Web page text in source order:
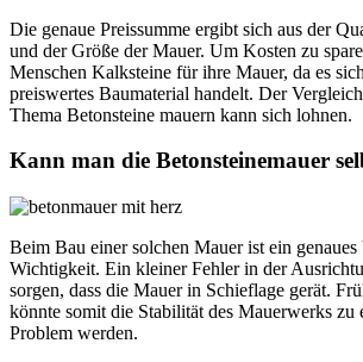
Die genaue Preissumme ergibt sich aus der
und der Größe der Mauer. Um Kosten zu
Menschen Kalksteine für ihre Mauer, da es
preiswertes Baumaterial handelt. Der
Thema Betonsteine mauern kann sich lohnen.
Kann man die Betonsteinemauer
Beim Bau einer solchen Mauer ist ein
Wichtigkeit. Ein kleiner Fehler in der
sorgen, dass die Mauer in Schieflage gerät.
könnte somit die Stabilität des Mauerwerks zu
Problem werden.